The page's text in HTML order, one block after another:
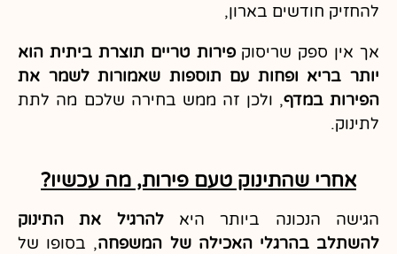
להחזיק חודשים בארון,
אך אין ספק שריסוקפירות טריים תוצרת ביתית הוא
יותר בריא ופחות עם תוספות שאמורות לשמר את
הפירות במדף, ולכן זה ממש בחירה שלכם מה לתת
לתינוק.
אחרי שהתינוק טעם פירות, מה עכשיו?
הגישה הנכונה ביותר היא להרגיל את התינוק
להשתלב בהרגלי האכילה של המשפחה, בסופו של